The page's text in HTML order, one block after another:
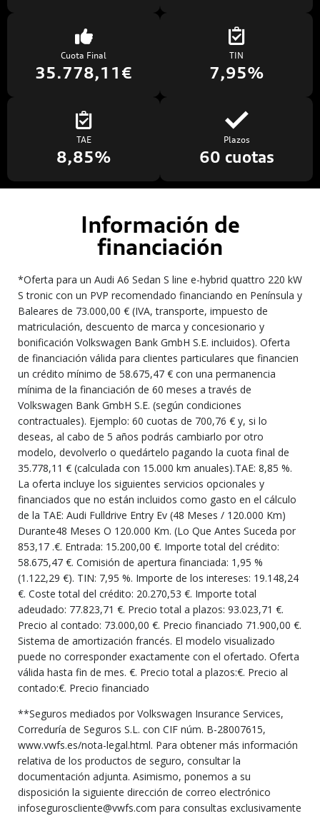
Cuota Final
35.778,11€
TIN
7,95%
TAE
8,85%
Plazos
60 cuotas
Información de
financiación
*Oferta para un Audi A6 Sedan S line e-hybrid quattro 220 kW
S tronic con un PVP recomendado financiando en Península y
Baleares de 73.000,00 € (IVA, transporte, impuesto de
matriculación, descuento de marca y concesionario y
bonificación Volkswagen Bank GmbH S.E. incluidos). Oferta
de financiación válida para clientes particulares que financien
un crédito mínimo de 58.675,47 € con una permanencia
mínima de la financiación de 60 meses a través de
Volkswagen Bank GmbH S.E. (según condiciones
contractuales). Ejemplo: 60 cuotas de 700,76 € y, si lo
deseas, al cabo de 5 años podrás cambiarlo por otro
modelo, devolverlo o quedártelo pagando la cuota final de
35.778,11 € (calculada con 15.000 km anuales).TAE: 8,85 %.
La oferta incluye los siguientes servicios opcionales y
financiados que no están incluidos como gasto en el cálculo
de la TAE: Audi Fulldrive Entry Ev (48 Meses / 120.000 Km)
Durante48 Meses O 120.000 Km. (Lo Que Antes Suceda por
853,17 .€. Entrada: 15.200,00 €. Importe total del crédito:
58.675,47 €. Comisión de apertura financiada: 1,95 %
(1.122,29 €). TIN: 7,95 %. Importe de los intereses: 19.148,24
€. Coste total del crédito: 20.270,53 €. Importe total
adeudado: 77.823,71 €. Precio total a plazos: 93.023,71 €.
Precio al contado: 73.000,00 €. Precio financiado 71.900,00 €.
Sistema de amortización francés. El modelo visualizado
puede no corresponder exactamente con el ofertado. Oferta
válida hasta fin de mes. €. Precio total a plazos:€. Precio al
contado:€. Precio financiado
**Seguros mediados por Volkswagen Insurance Services,
Correduría de Seguros S.L. con CIF núm. B-28007615,
www.vwfs.es/nota-legal.html. Para obtener más información
relativa de los productos de seguro, consultar la
documentación adjunta. Asimismo, ponemos a su
disposición la siguiente dirección de correo electrónico
infoseguroscliente@vwfs.com para consultas exclusivamente